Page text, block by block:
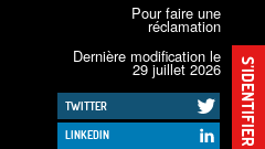
S’IDENTIFIER
Pour faire une
réclamation
Dernière modification le
29 juillet 2026
TWITTER
LINKEDIN